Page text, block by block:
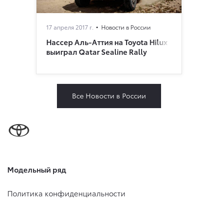
17 апреля 2017 г. Новости в России
Нассер Аль-Аттия на Toyota Hilux
выиграл Qatar Sealine Rally
Все Новости в России
Модельный ряд
Политика конфиденциальности